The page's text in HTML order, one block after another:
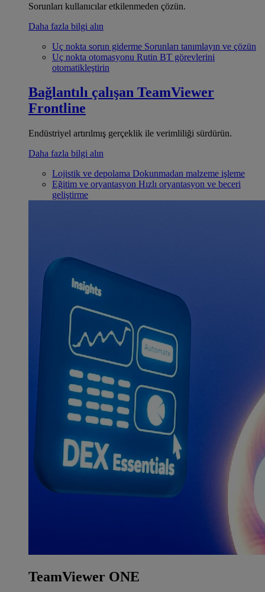
Sorunları kullanıcılar etkilenmeden çözün.
Daha fazla bilgi alın
Uç nokta sorun giderme Sorunları tanımlayın ve çözün
Uç nokta otomasyonu Rutin BT görevlerini
otomatikleştirin
Bağlantılı çalışan TeamViewer
Frontline
Endüstriyel artırılmış gerçeklik ile verimliliği sürdürün.
Daha fazla bilgi alın
Lojistik ve depolama Dokunmadan malzeme işleme
Eğitim ve oryantasyon Hızlı oryantasyon ve beceri
geliştirme
TeamViewer ONE